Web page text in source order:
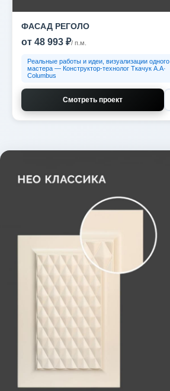
ФАСАД РЕГОЛО
от 48 993 ₽/ п.м.
Реальные работы и идеи, визуализации одного
мастера — Конструктор-технолог Ткачук А.А·
Columbus
Смотреть проект